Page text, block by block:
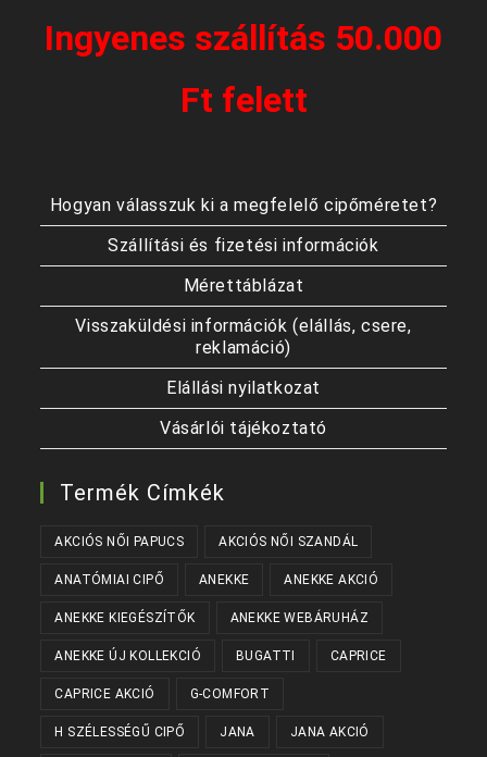
Ingyenes szállítás 50.000
Ft felett
Hogyan válasszuk ki a megfelelő cipőméretet?
Szállítási és fizetési információk
Mérettáblázat
Visszaküldési információk (elállás, csere,
reklamáció)
Elállási nyilatkozat
Vásárlói tájékoztató
Termék Címkék
AKCIÓS NŐI PAPUCS AKCIÓS NŐI SZANDÁL
ANATÓMIAI CIPŐ ANEKKE ANEKKE AKCIÓ
ANEKKE KIEGÉSZÍTŐK ANEKKE WEBÁRUHÁZ
ANEKKE ÚJ KOLLEKCIÓ BUGATTI CAPRICE
CAPRICE AKCIÓ G-COMFORT
H SZÉLESSÉGŰ CIPŐ JANA JANA AKCIÓ